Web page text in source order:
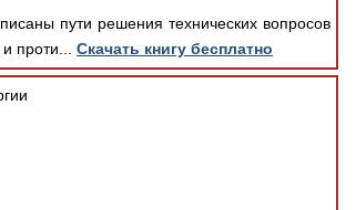
пути решения технических вопросов
проти... Скачать книгу бесплатно